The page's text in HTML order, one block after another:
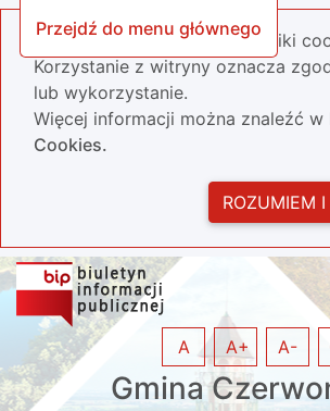
Przejdź do menu głównego
Nasza strona wykorzystuje pliki
Korzystanie z witryny oznacza
lub wykorzystanie.
Więcej informacji można znaleźć w
Cookies.
ROZUMIEM
Gmina
A A+ A-